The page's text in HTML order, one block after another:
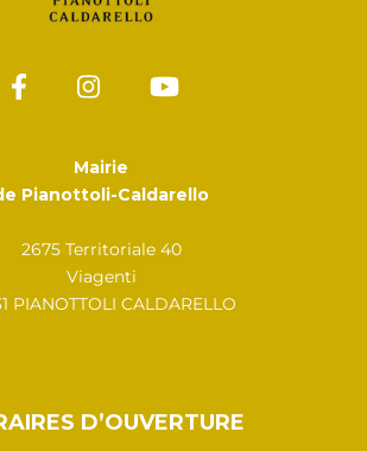
Mairie
Pianottoli-Caldarello
2675 Territoriale 40
Viagenti
PIANOTTOLI CALDARELLO
D’OUVERTURE